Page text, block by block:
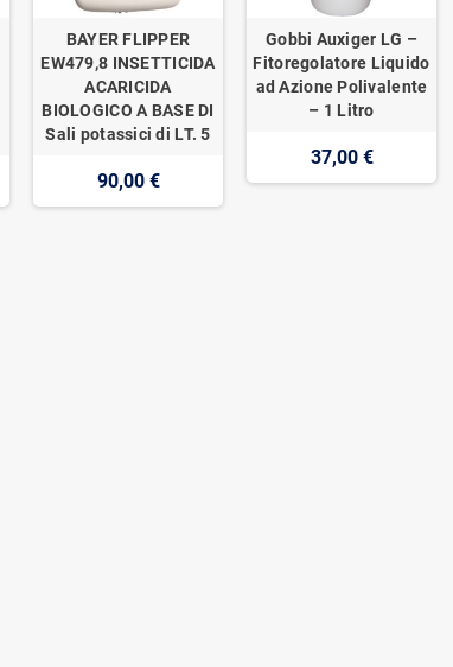
BAYER FLIPPER
EW479,8 INSETTICIDA
ACARICIDA
BIOLOGICO A BASE DI
Sali potassici di LT. 5
90,00 €
Gobbi Auxiger LG –
Fitoregolatore Liquido
ad Azione Polivalente
– 1 Litro
37,00 €